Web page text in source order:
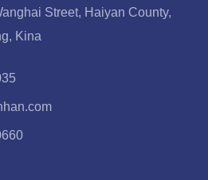
Street, Haiyan County,
Kina